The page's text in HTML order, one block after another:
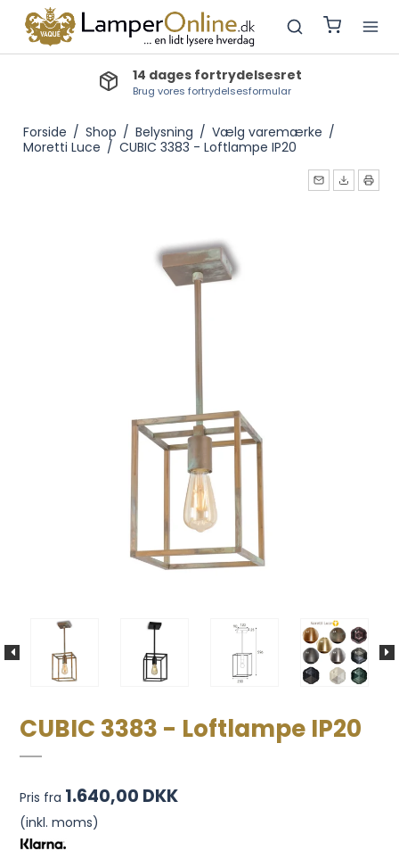
14 dages fortrydelsesret
Brug vores fortrydelsesformular
Forside / Shop / Belysning / Vælg varemærke /
Moretti Luce / CUBIC 3383 - Loftlampe IP20
CUBIC 3383 - Loftlampe IP20
Pris fra 1.640,00 DKK
(inkl. moms)